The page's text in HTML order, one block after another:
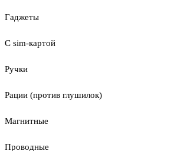
Гаджеты
С sim-картой
Ручки
Рации (против глушилок)
Магнитные
Проводные